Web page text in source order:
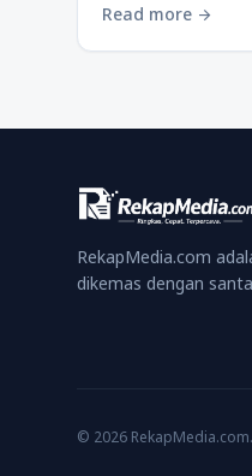
Read more arrow_forward
RekapMedia.com
dikemas dengan
© 2026